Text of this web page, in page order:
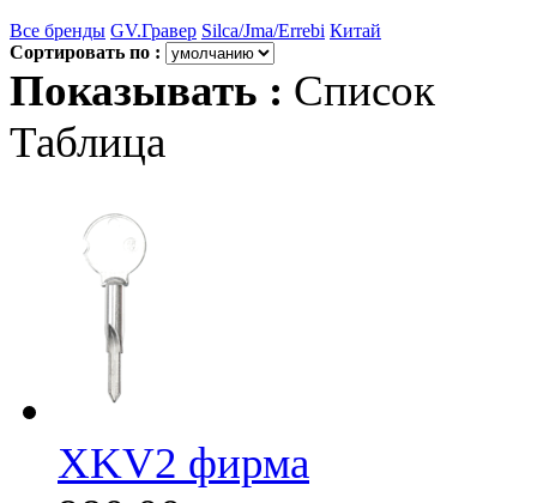
Все бренды GV.Гравер Silca/Jma/Errebi Китай
Сортировать по :
Показывать : Список
Таблица
XKV2 фирма